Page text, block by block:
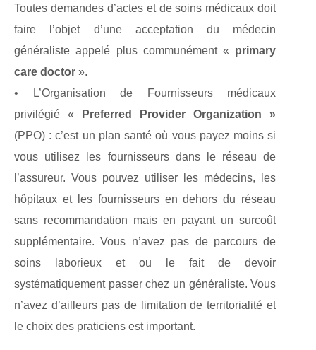
Toutes demandes d’actes et de soins médicaux doit
faire l’objet d’une acceptation du médecin
généraliste appelé plus communément « primary
care doctor ».
• L’Organisation de Fournisseurs médicaux
privilégié «
Preferred Provider Organization »
(PPO) : c’est un plan santé où vous payez moins si
vous utilisez les fournisseurs dans le réseau de
l’assureur. Vous pouvez utiliser les médecins, les
hôpitaux et les fournisseurs en dehors du réseau
sans recommandation mais en payant un surcoût
supplémentaire. Vous n’avez pas de parcours de
soins laborieux et ou le fait de devoir
systématiquement passer chez un généraliste. Vous
n’avez d’ailleurs pas de limitation de territorialité et
le choix des praticiens est important.